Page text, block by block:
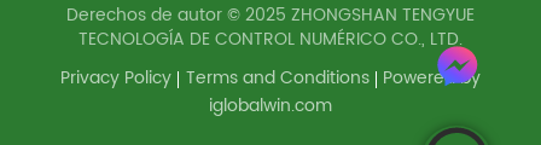
Derechos de autor © 2025 ZHONGSHAN TENGYUE
TECNOLOGÍA DE CONTROL NUMÉRICO CO., LTD.
Privacy Policy Terms and Conditions Powered by
iglobalwin.com